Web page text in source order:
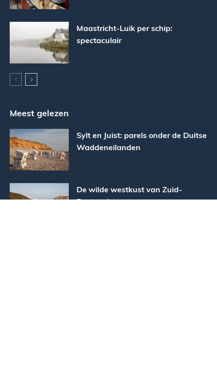
Maastricht-Luik per schip:
spectaculair
Meest gelezen
Sylt en Juist: parels onder de Duitse
Waddeneilanden
De wilde westkust van Zuid-
Portugal